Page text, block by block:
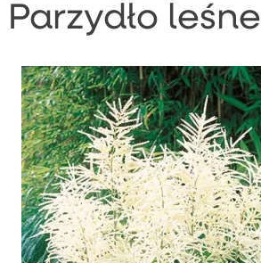
Parzydło leśne